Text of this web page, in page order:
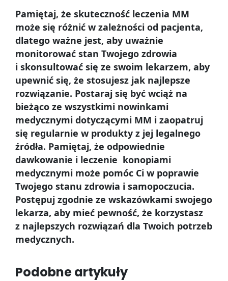
Pamiętaj, że skuteczność leczenia MM
może się różnić w zależności od pacjenta,
dlatego ważne jest, aby uważnie
monitorować stan Twojego zdrowia
i skonsultować się ze swoim lekarzem, aby
upewnić się, że stosujesz jak najlepsze
rozwiązanie. Postaraj się być wciąż na
bieżąco ze wszystkimi nowinkami
medycznymi dotyczącymi MM i zaopatruj
się regularnie w produkty z jej legalnego
źródła. Pamiętaj, że odpowiednie
dawkowanie i leczenie konopiami
medycznymi może pomóc Ci w poprawie
Twojego stanu zdrowia i samopoczucia.
Postępuj zgodnie ze wskazówkami swojego
lekarza, aby mieć pewność, że korzystasz
z najlepszych rozwiązań dla Twoich potrzeb
medycznych.
Podobne artykuły